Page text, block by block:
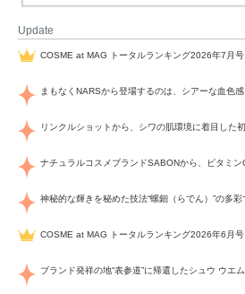
Update
COSME at MAG トータルランキング2026年7月号
COSME at MAG トータルランキング2026年6月号